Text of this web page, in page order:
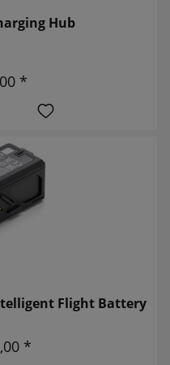
Hub
*
Flight Battery
*